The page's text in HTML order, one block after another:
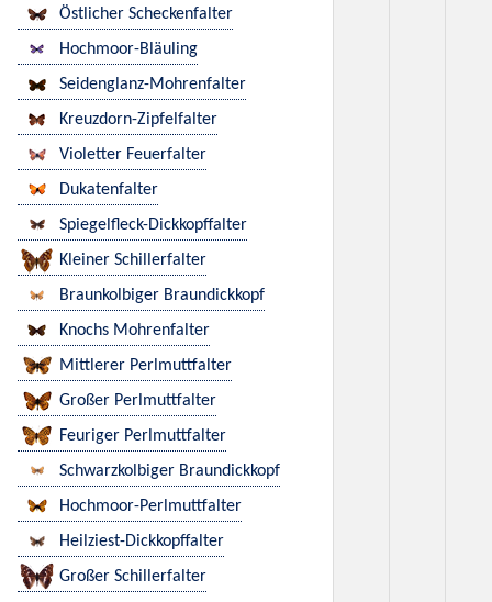
Östlicher Scheckenfalter
Hochmoor-Bläuling
Seidenglanz-Mohrenfalter
Kreuzdorn-Zipfelfalter
Violetter Feuerfalter
Dukatenfalter
Spiegelfleck-Dickkopffalter
Kleiner Schillerfalter
Braunkolbiger Braundickkopf
Knochs Mohrenfalter
Mittlerer Perlmuttfalter
Großer Perlmuttfalter
Feuriger Perlmuttfalter
Schwarzkolbiger Braundickkopf
Hochmoor-Perlmuttfalter
Heilziest-Dickkopffalter
Großer Schillerfalter